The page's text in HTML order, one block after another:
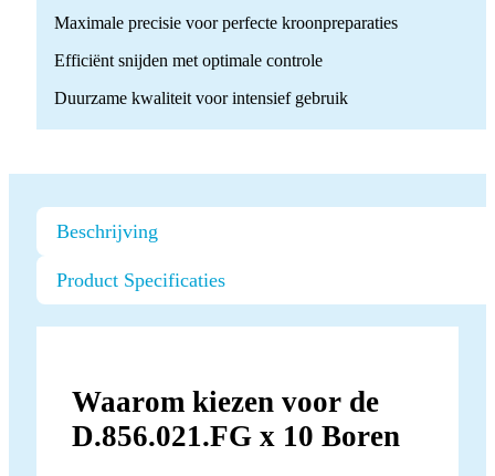
Maximale precisie voor perfecte kroonpreparaties
Efficiënt snijden met optimale controle
Duurzame kwaliteit voor intensief gebruik
Beschrijving
Product Specificaties
Waarom kiezen voor de
D.856.021.FG x 10 Boren